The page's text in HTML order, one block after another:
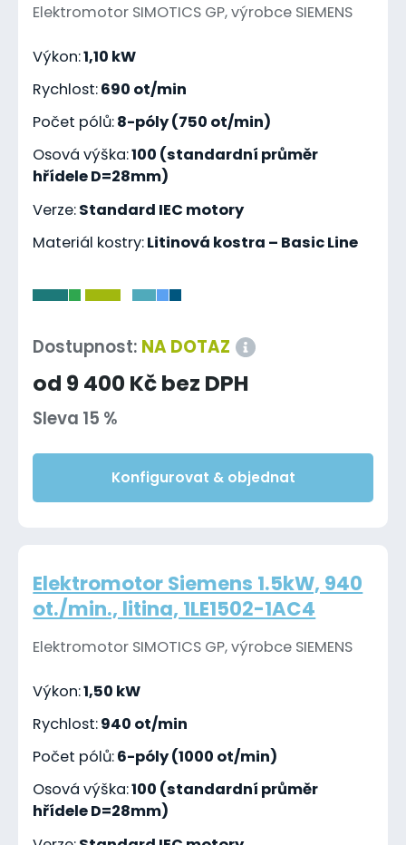
Elektromotor SIMOTICS GP, výrobce SIEMENS
Výkon:1,10 kW
Rychlost:690 ot/min
Počet pólů:8-póly (750 ot/min)
Osová výška:100 (standardní průměr
hřídele D=28mm)
Verze:Standard IEC motory
Materiál kostry:Litinová kostra – Basic Line
Dostupnost: NA DOTAZ
od 9 400 Kč bez DPH
Sleva 15 %
Konfigurovat & objednat
Elektromotor Siemens 1.5kW, 940
ot./min., litina, 1LE1502-1AC4
Elektromotor SIMOTICS GP, výrobce SIEMENS
Výkon:1,50 kW
Rychlost:940 ot/min
Počet pólů:6-póly (1000 ot/min)
Osová výška:100 (standardní průměr
hřídele D=28mm)